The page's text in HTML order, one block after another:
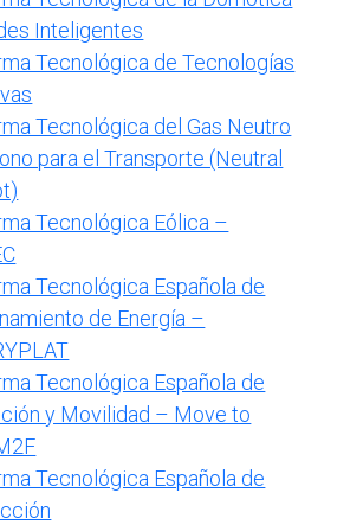
Inteligentes
Tecnológica de Tecnologías
Tecnológica del Gas Neutro
para el Transporte (Neutral
Tecnológica Eólica –
Tecnológica Española de
de Energía –
Tecnológica Española de
y Movilidad – Move to
Tecnológica Española de